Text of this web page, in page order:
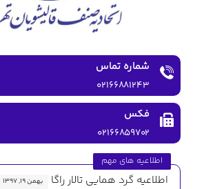
شماره تماس
۰۲۱۶۶۸۸۱۲۴۳
فکس
۰۲۱۶۶۸۵۹۷۰۲
اطلاعیه های مهم
اطلاعیه گرد همایی تالار راگا بهمن ۱۹, ۱۳۹۷